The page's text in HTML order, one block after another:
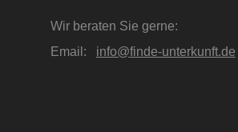
Wir beraten Sie gerne:
Email: info@finde-unterkunft.de